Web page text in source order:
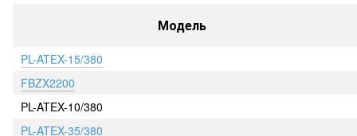
Модель
PL-ATEX-15/380
FBZX2200
PL-ATEX-10/380
PL-ATEX-35/380